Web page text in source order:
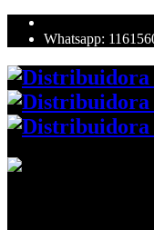
Whatsapp: